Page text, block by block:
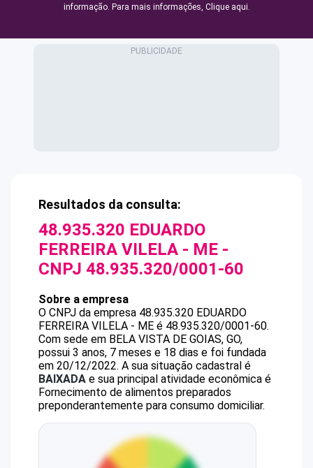
informação. Para mais informações, Clique aqui.
Resultados da consulta:
48.935.320 EDUARDO
FERREIRA VILELA - ME -
CNPJ 48.935.320/0001-60
Sobre a empresa
O CNPJ da empresa 48.935.320 EDUARDO
FERREIRA VILELA - ME é 48.935.320/0001-60.
Com sede em BELA VISTA DE GOIAS, GO,
possui 3 anos, 7 meses e 18 dias e foi fundada
em 20/12/2022. A sua situação cadastral é
BAIXADA e sua principal atividade econômica é
Fornecimento de alimentos preparados
preponderantemente para consumo domiciliar.